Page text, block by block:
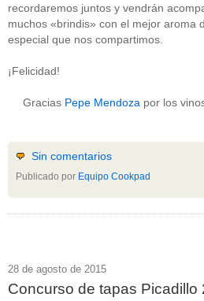
recordaremos juntos y vendrán
muchos «brindis» con el mejor aroma
especial que nos compartimos.
¡Felicidad!
Gracias Pepe Mendoza por los
Sin comentarios
Publicado por Equipo Cookpad
28 de agosto de 2015
Concurso de tapas Picadillo